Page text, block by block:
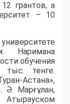
грантов, а
– 10
Наримана
обучения
тыс. тенге.
Астана»,
Марғұлан,